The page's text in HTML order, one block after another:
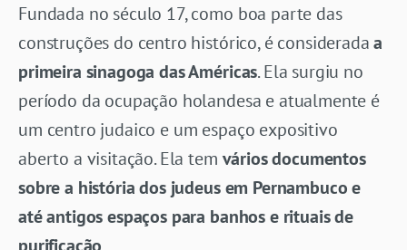
Fundada no século 17, como boa parte das
construções do centro histórico, é consideradaa
primeira sinagoga das Américas. Ela surgiu no
período da ocupação holandesa e atualmente é
um centro judaico e um espaço expositivo
aberto a visitação. Ela tem vários documentos
sobre a história dos judeus em Pernambuco e
até antigos espaços para banhos e rituais de
purificação.